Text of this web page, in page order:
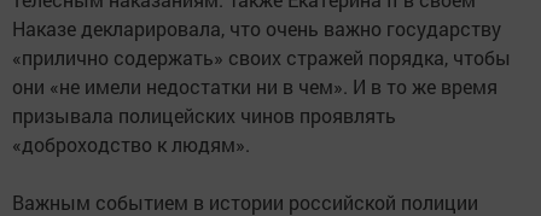
Наказе декларировала, что очень важно государству
«прилично содержать» своих стражей порядка, чтобы
они «не имели недостатки ни в чем». И в то же время
призывала полицейских чинов проявлять
«доброходство к людям».
Важным событием в истории российской полиции